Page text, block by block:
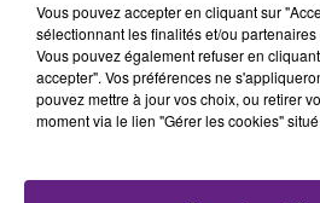
était en suspens
des papiers dans les
Vous pouvez accepter en cliquant sur
sélectionnant les finalités et/ou
Vous pouvez également refuser en
accepter". Vos préférences ne
pouvez mettre à jour vos choix, ou retirer
moment via le lien "Gérer les cookies"